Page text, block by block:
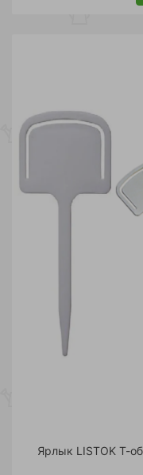
Ярлык LISTOK Т-